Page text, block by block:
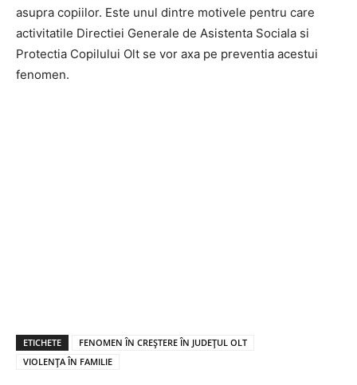
asupra copiilor. Este unul dintre motivele pentru care
activitatile Directiei Generale de Asistenta Sociala si
Protectia Copilului Olt se vor axa pe preventia acestui
fenomen.
ETICHETE
FENOMEN ÎN CREȘTERE ÎN JUDEȚUL OLT
VIOLENȚA ÎN FAMILIE